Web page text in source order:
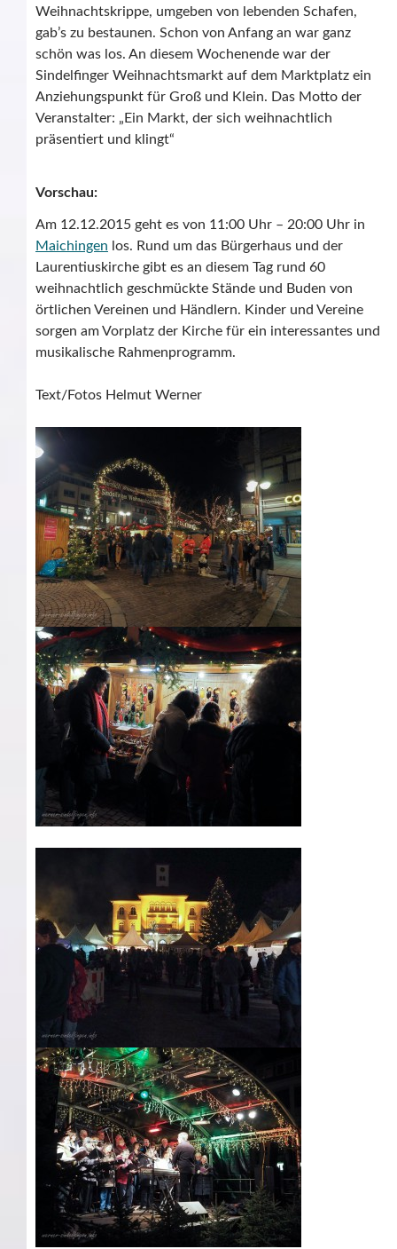
Weihnachtskrippe, umgeben von lebenden Schafen,
gab’s zu bestaunen. Schon von Anfang an war ganz
schön was los. An diesem Wochenende war der
Sindelfinger Weihnachtsmarkt auf dem Marktplatz ein
Anziehungspunkt für Groß und Klein. Das Motto der
Veranstalter: „Ein Markt, der sich weihnachtlich
präsentiert und klingt“
Vorschau:
Am 12.12.2015 geht es von 11:00 Uhr – 20:00 Uhr in
Maichingen los. Rund um das Bürgerhaus und der
Laurentiuskirche gibt es an diesem Tag rund 60
weihnachtlich geschmückte Stände und Buden von
örtlichen Vereinen und Händlern. Kinder und Vereine
sorgen am Vorplatz der Kirche für ein interessantes und
musikalische Rahmenprogramm.
Text/Fotos Helmut Werner